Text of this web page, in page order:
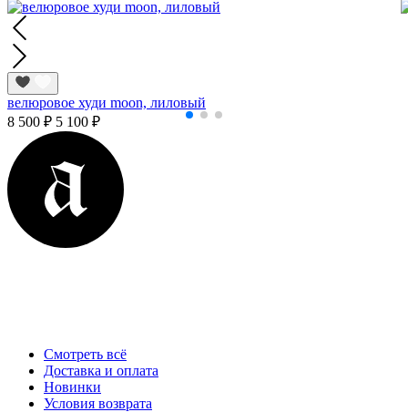
велюровое худи moon, лиловый
8 500 ₽ 5 100 ₽
Смотреть всё
Доставка и оплата
Новинки
Условия возврата